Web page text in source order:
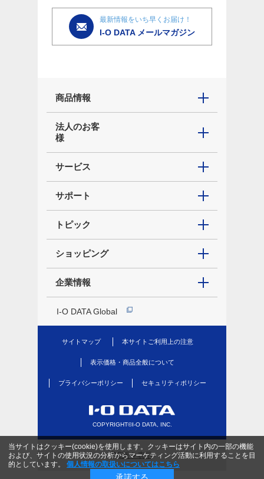
最新情報をいち早くお届け！
I-O DATA メールマガジン
商品情報
法人のお客
様
サービス
サポート
トピック
ショッピング
企業情報
I-O DATA Global
サイトマップ 本サイトご利用上の注意
表示価格・商品全般について
プライバシーポリシー セキュリティポリシー
COPYRIGHT©I-O DATA, INC.
当サイトはクッキー(cookie)を使用します。クッキーはサイト内の一部の機能
および、サイトの使用状況の分析からマーケティング活動に利用することを目
的としています。
個人情報の取扱いについてはこちら
PC版を表示